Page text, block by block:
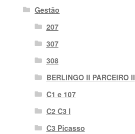
Gestão
207
307
308
BERLINGO II PARCEIRO II
C1 e 107
C2 C3 I
C3 Picasso